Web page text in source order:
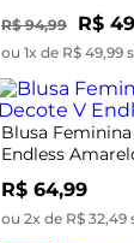
R$ 94,99 R$
ou 1x de R$ 49,99
Blusa
Endless
R$ 64,99
ou 2x de R$ 32,49